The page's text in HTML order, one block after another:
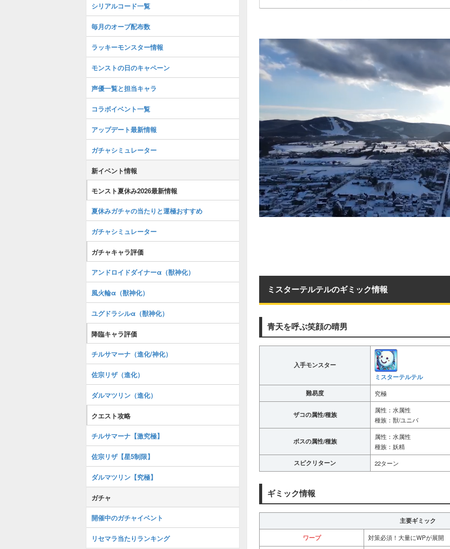
ミスターテルテルのギミック情報
青天を呼ぶ笑顔の晴男
入手モンスター
ミスターテルテル
難易度 究極
ザコの属性/種族
属性：水属性
種族：獣/ユニバ
ボスの属性/種族
属性：水属性
種族：妖精
スピクリターン 22ターン
ギミック情報
主要ギミック
ワープ
対策必須！大量にWPが展開
シリアルコード一覧
毎月のオーブ配布数
ラッキーモンスター情報
モンストの日のキャペーン
声優一覧と担当キャラ
コラボイベント一覧
アップデート最新情報
ガチャシミュレーター
新イベント情報
モンスト夏休み2026最新情報
夏休みガチャの当たりと運極おすすめ
ガチャシミュレーター
ガチャキャラ評価
アンドロイドダイナーα（獣神化）
風火輪α（獣神化）
ユグドラシルα（獣神化）
降臨キャラ評価
チルサマーナ（進化/神化）
佐宗リザ（進化）
ダルマツリン（進化）
クエスト攻略
チルサマーナ【激究極】
佐宗リザ【星5制限】
ダルマツリン【究極】
ガチャ
開催中のガチャイベント
リセマラ当たりランキング